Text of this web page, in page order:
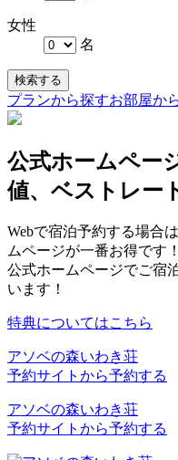
女性
名
検索する
プランから探すお部屋か
公式ホームペー
値、ベストレー
Webで宿泊予約する場合
ムページが一番お得です！
公式ホームページでご宿
います！
特典についてはこちら
アソベの森いわき荘
予約サイトから予約する
アソベの森いわき荘
予約サイトから予約する